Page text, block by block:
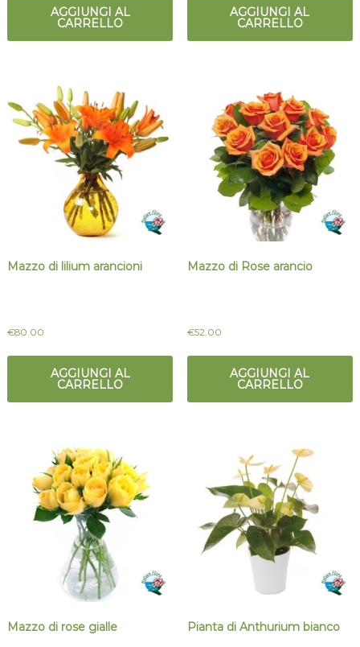
AGGIUNGI AL
CARRELLO
AGGIUNGI AL
CARRELLO
Mazzo di lilium arancioni
€80.00
AGGIUNGI AL
CARRELLO
Mazzo di Rose arancio
€52.00
AGGIUNGI AL
CARRELLO
Mazzo di rose gialle Pianta di Anthurium bianco